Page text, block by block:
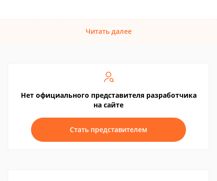
Читать далее
Нет официального представителя разработчика
на сайте
Стать представителем